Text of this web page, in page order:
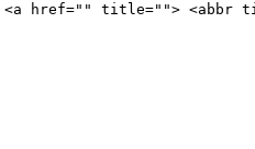
<a href="" title=""> <abbr